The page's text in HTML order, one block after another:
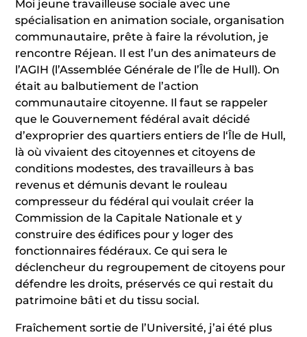
Moi jeune travailleuse sociale avec une
spécialisation en animation sociale, organisation
communautaire, prête à faire la révolution, je
rencontre Réjean. Il est l’un des animateurs de
l’AGIH (l’Assemblée Générale de l’Île de Hull). On
était au balbutiement de l’action
communautaire citoyenne. Il faut se rappeler
que le Gouvernement fédéral avait décidé
d’exproprier des quartiers entiers de l‘Île de Hull,
là où vivaient des citoyennes et citoyens de
conditions modestes, des travailleurs à bas
revenus et démunis devant le rouleau
compresseur du fédéral qui voulait créer la
Commission de la Capitale Nationale et y
construire des édifices pour y loger des
fonctionnaires fédéraux. Ce qui sera le
déclencheur du regroupement de citoyens pour
défendre les droits, préservés ce qui restait du
patrimoine bâti et du tissu social.
Fraîchement sortie de l’Université, j’ai été plus